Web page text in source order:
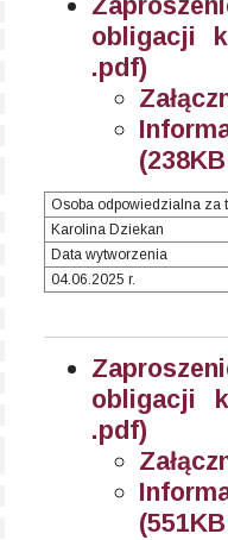
obligacji
.pdf)
Osoba odpowiedzialna za
Karolina Dziekan
Data wytworzenia
04.06.2025 r.
obligacji
.pdf)